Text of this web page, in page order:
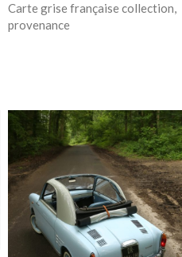
Carte grise française collection,
provenance